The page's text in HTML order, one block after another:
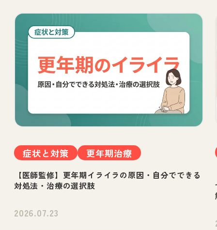
症状と対策 更年期治療
【医師監修】更年期イライラの原因・自分でできる
対処法・治療の選択肢
2026.07.23